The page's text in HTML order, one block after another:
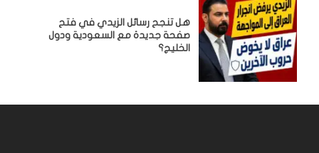
هل تنجح رسائل الزيدي في فتح
صفحة جديدة مع السعودية ودول
الخليج؟